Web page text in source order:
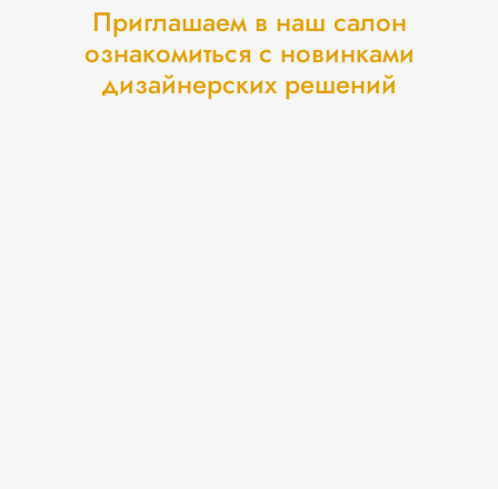
Приглашаем в наш салон
ознакомиться с новинками
дизайнерских решений